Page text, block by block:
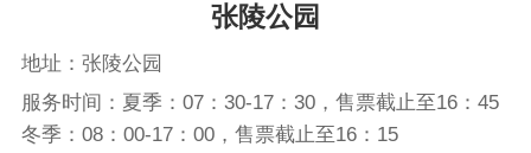
张陵公园
地址：张陵公园
服务时间：夏季：07：30-17：30，售票截止至16：45
冬季：08：00-17：00，售票截止至16：15